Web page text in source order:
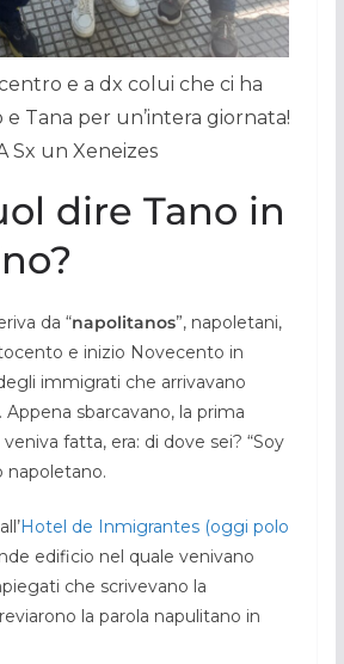
e a dx colui che ci ha
Tana per un’intera giornata!
Sx un Xeneizes
dire Tano in
da “napolitanos”, napoletani,
e inizio Novecento in
immigrati che arrivavano
Appena sbarcavano, la prima
fatta, era: di dove sei? “Soy
napoletano.
Hotel de Inmigrantes (oggi polo
edificio nel quale venivano
che scrivevano la
la parola napulitano in